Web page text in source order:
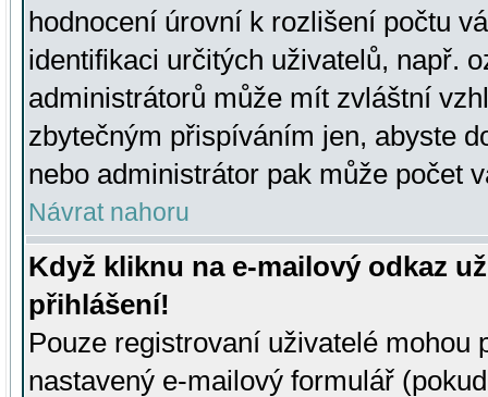
hodnocení úrovní k rozlišení počtu
identifikaci určitých uživatelů, např.
administrátorů může mít zvláštní
zbytečným přispíváním jen, abyste
nebo administrátor pak může počet
Návrat nahoru
Když kliknu na e-mailový odkaz
přihlášení!
Pouze registrovaní uživatelé mohou
nastavený e-mailový formulář